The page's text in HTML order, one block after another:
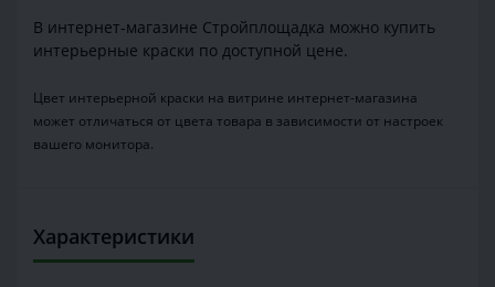
В интернет-магазине Стройплощадка можно купить
интерьерные краски по доступной цене.
Цвет интерьерной краски на витрине интернет-магазина
может отличаться от цвета товара в зависимости от настроек
вашего монитора.
Характеристики